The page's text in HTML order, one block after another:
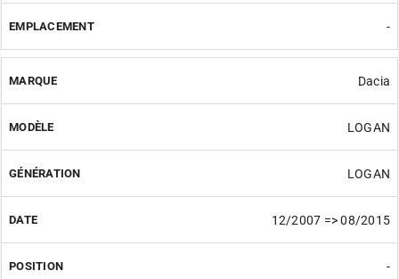
-
Dacia
LOGAN
LOGAN
12/2007 => 08/2015
-